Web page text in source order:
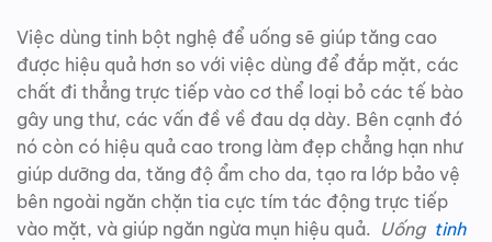
Việc dùng tinh bột nghệ để uống sẽ giúp tăng cao
được hiệu quả hơn so với việc dùng để đắp mặt, các
chất đi thẳng trực tiếp vào cơ thể loại bỏ các tế bào
gây ung thư, các vấn đề về đau dạ dày. Bên cạnh đó
nó còn có hiệu quả cao trong làm đẹp chẳng hạn như
giúp dưỡng da, tăng độ ẩm cho da, tạo ra lớp bảo vệ
bên ngoài ngăn chặn tia cực tím tác động trực tiếp
vào mặt, và giúp ngăn ngừa mụn hiệu quả. Uống tinh